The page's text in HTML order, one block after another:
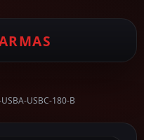
USBC-180-B